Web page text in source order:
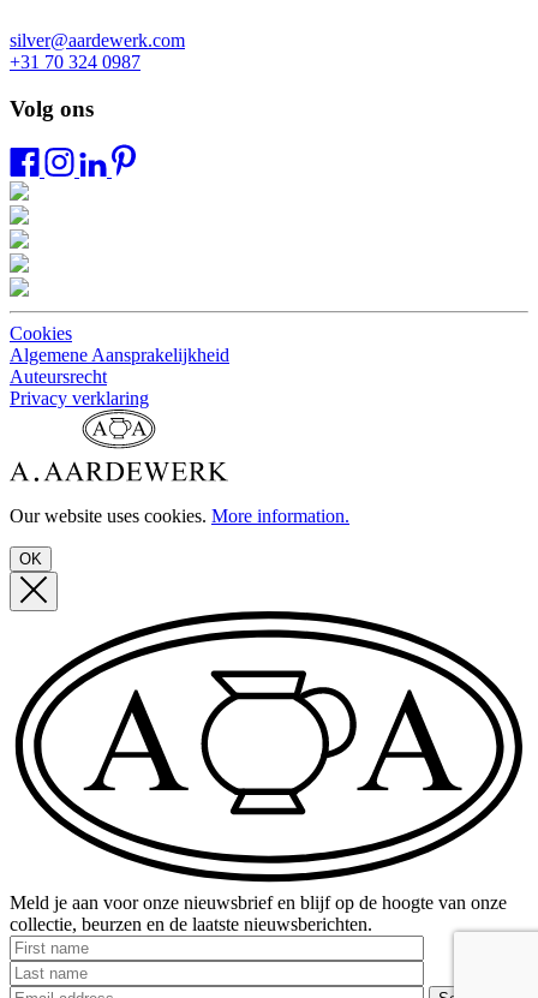
silver@aardewerk.com
+31 70 324 0987
Volg ons
Cookies
Algemene Aansprakelijkheid
Auteursrecht
Privacy verklaring
Our website uses cookies. More information.
OK
Meld je aan voor onze nieuwsbrief en blijf op de hoogte van onze
collectie, beurzen en de laatste nieuwsberichten.